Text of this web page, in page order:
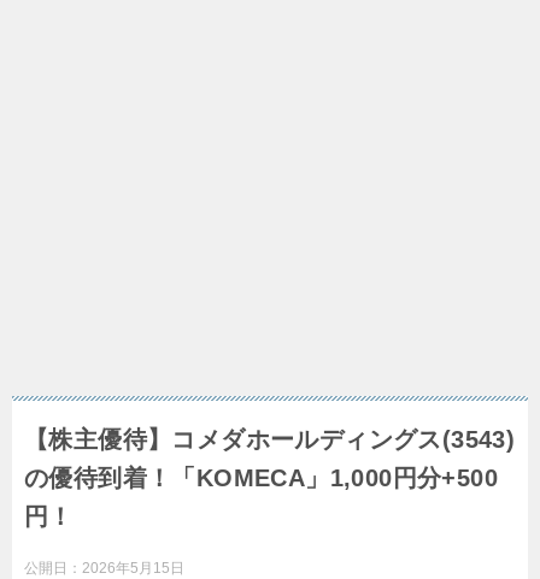
【株主優待】コメダホールディングス(3543)
の優待到着！「KOMECA」1,000円分+500
円！
公開日： 2026年5月15日